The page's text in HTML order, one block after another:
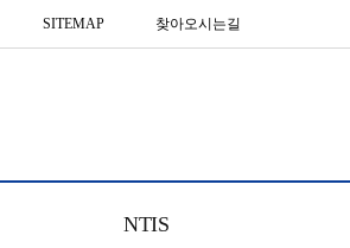
SITEMAP 찾아오시는길
NTIS